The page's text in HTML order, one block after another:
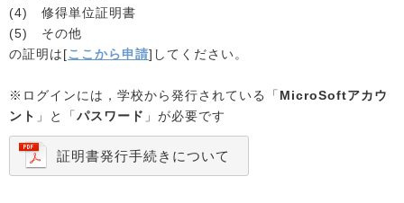
(4) 修得単位証明書
(5) その他
の証明は[ここから申請]してください。
※ログインには，学校から発行されている「 MicroSoftアカウ
ント 」と「 パスワード 」が必要です
証明書発行手続きについて